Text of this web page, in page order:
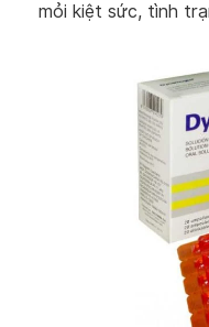
mỏi kiệt sức, tình